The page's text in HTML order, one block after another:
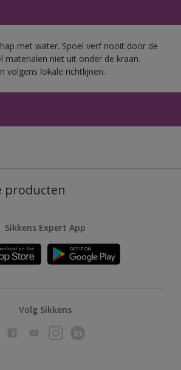
met water. Spoel verf nooit door de
materialen niet uit onder de kraan.
volgens lokale richtlijnen.
producten
Sikkens Expert App
Volg Sikkens